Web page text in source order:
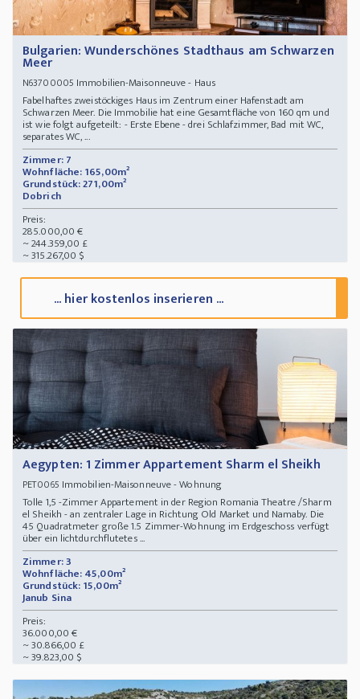
Bulgarien: Wunderschönes Stadthaus am Schwarzen
Meer
N63700005 Immobilien-Maisonneuve - Haus
Fabelhaftes zweistöckiges Haus im Zentrum einer Hafenstadt am
Schwarzen Meer. Die Immobilie hat eine Gesamtfläche von 160 qm und
ist wie folgt aufgeteilt: - Erste Ebene - drei Schlafzimmer, Bad mit WC,
separates WC, ...
Zimmer: 7
Wohnfläche: 165,00m²
Grundstück: 271,00m²
Dobrich
Preis:
285.000,00 €
~ 244.359,00 £
~ 315.267,00 $
... hier kostenlos inserieren ...
Aegypten: 1 Zimmer Appartement Sharm el Sheikh
PET0065 Immobilien-Maisonneuve - Wohnung
Tolle 1,5 -Zimmer Appartement in der Region Romania Theatre /Sharm
el Sheikh - an zentraler Lage in Richtung Old Market und Namaby. Die
45 Quadratmeter große 1.5 Zimmer-Wohnung im Erdgeschoss verfügt
über ein lichtdurchflutetes ...
Zimmer: 3
Wohnfläche: 45,00m²
Grundstück: 15,00m²
Janub Sina
Preis:
36.000,00 €
~ 30.866,00 £
~ 39.823,00 $